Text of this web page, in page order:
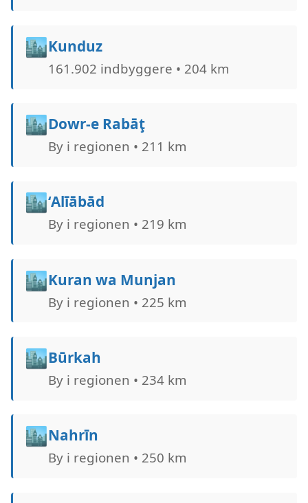
🏙️Kunduz
161.902 indbyggere • 204 km
🏙️Dowr-e Rabāţ
By i regionen • 211 km
🏙️‘Alīābād
By i regionen • 219 km
🏙️Kuran wa Munjan
By i regionen • 225 km
🏙️Būrkah
By i regionen • 234 km
🏙️Nahrīn
By i regionen • 250 km